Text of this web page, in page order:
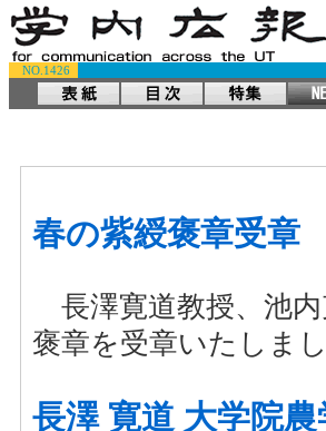
NO.1426
春の紫綬褒章受章
長澤寛道教授、池内
褒章を受章いたしまし
長澤 寛道 大学院